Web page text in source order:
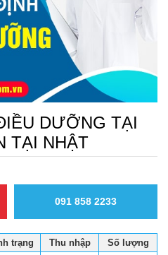
DƯỠNG TẠI
TẠI NHẬT
091 858 2233
trạng Thu nhập Số lượng